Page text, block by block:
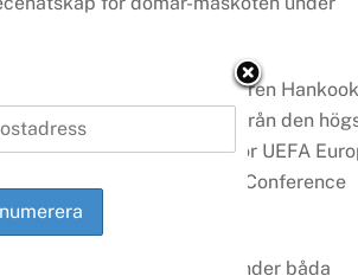
tillkännagav däcktillverkaren Hankook
fanns representanter från den
invigningsdragningen för UEFA
för UEFA Europa Conference
i totalt 282 matcher under båda